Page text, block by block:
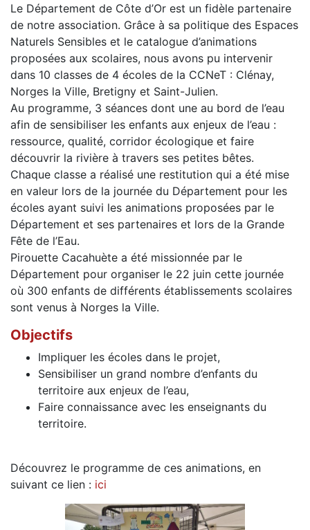
Le Département de Côte d’Or est un fidèle partenaire
de notre association. Grâce à sa politique des Espaces
Naturels Sensibles et le catalogue d’animations
proposées aux scolaires, nous avons pu intervenir
dans 10 classes de 4 écoles de la CCNeT : Clénay,
Norges la Ville, Bretigny et Saint-Julien.
Au programme, 3 séances dont une au bord de l’eau
afin de sensibiliser les enfants aux enjeux de l’eau :
ressource, qualité, corridor écologique et faire
découvrir la rivière à travers ses petites bêtes.
Chaque classe a réalisé une restitution qui a été mise
en valeur lors de la journée du Département pour les
écoles ayant suivi les animations proposées par le
Département et ses partenaires et lors de la Grande
Fête de l’Eau.
Pirouette Cacahuète a été missionnée par le
Département pour organiser le 22 juin cette journée
où 300 enfants de différents établissements scolaires
sont venus à Norges la Ville.
Objectifs
Impliquer les écoles dans le projet,
Sensibiliser un grand nombre d’enfants du
territoire aux enjeux de l’eau,
Faire connaissance avec les enseignants du
territoire.
Découvrez le programme de ces animations, en
suivant ce lien : ici